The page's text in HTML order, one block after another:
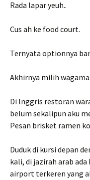
Rada lapar yeuh..
Cus ah ke food court.
Ternyata optionnya
Akhirnya milih
Di Inggris restoran
belum sekalipun aku
Pesan brisket ramen
Duduk di kursi depan
kali, di jazirah arab
airport terkeren yang